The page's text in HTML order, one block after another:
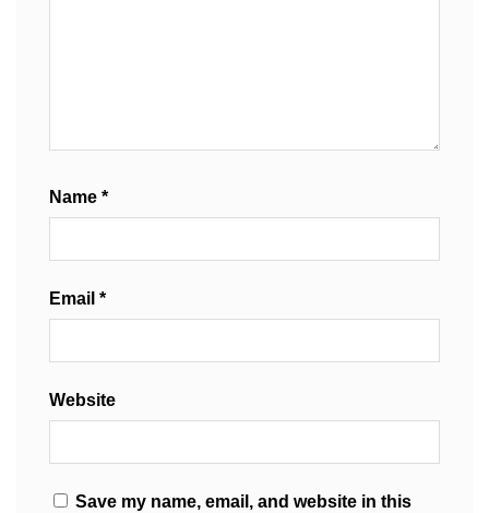
Name *
Email *
Website
Save my name, email, and website in this